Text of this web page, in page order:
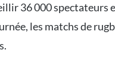
36 000
les matchs de